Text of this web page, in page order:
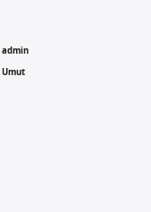
admin
Umut